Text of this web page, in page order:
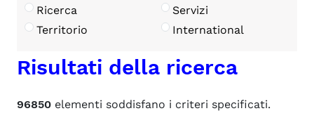
Ricerca
Servizi
Territorio
International
Risultati della ricerca
96850 elementi soddisfano i criteri specificati.